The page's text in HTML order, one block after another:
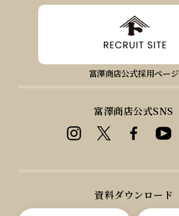
富澤商店公式採用ページ
富澤商店公式SNS
資料ダウンロード